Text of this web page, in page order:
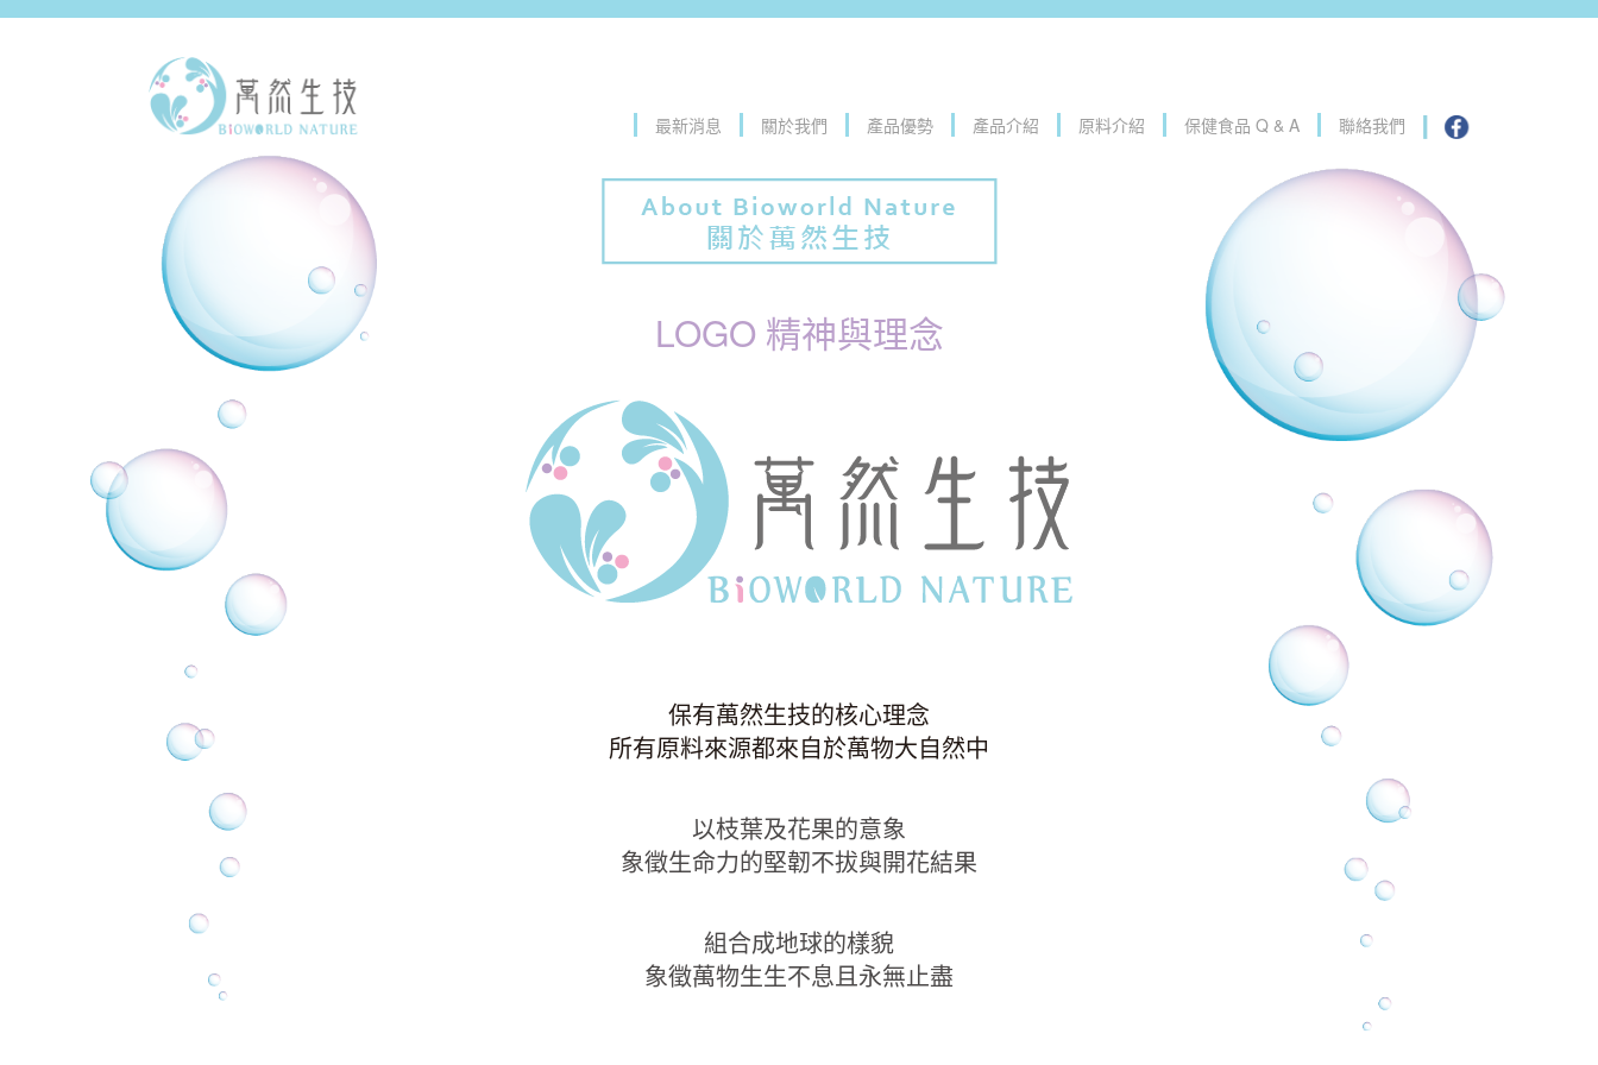
最新消息 關於我們 產品優勢 產品介紹 原料介紹 保健食品 Q & A 聯絡我們
LOGO 精神與理念
保有萬然生技的核心理念
所有原料來源都來自於萬物大自然中
以枝葉及花果的意象
象徵生命力的堅韌不拔與開花結果
組合成地球的樣貌
象徵萬物生生不息且永無止盡